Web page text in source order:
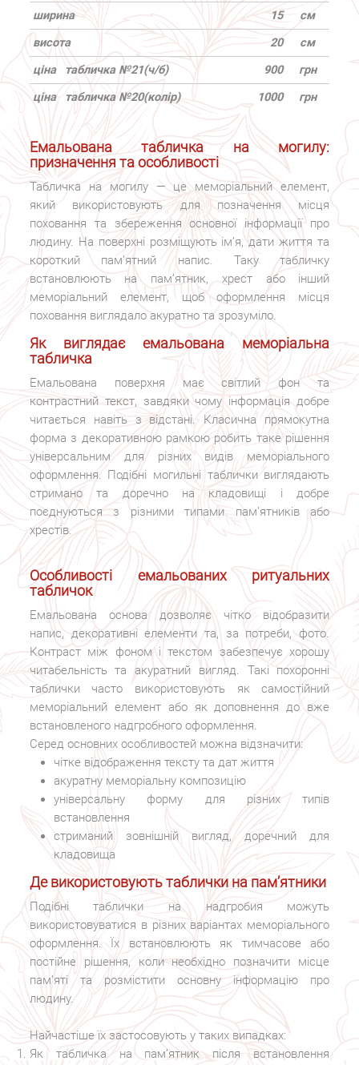
ширина
15
см
висота
20
см
ціна
табличка №21(ч/б) 900
грн
ціна
табличка №20(колір) 1000 грн
Емальована табличка на могилу:
призначення та особливості
Табличка на могилу — це меморіальний елемент,
який використовують для позначення місця
поховання та збереження основної інформації про
людину. На поверхні розміщують ім’я, дати життя та
короткий пам’ятний напис. Таку табличку
встановлюють на пам’ятник, хрест або інший
меморіальний елемент, щоб оформлення місця
поховання виглядало акуратно та зрозуміло.
Як виглядає емальована меморіальна
табличка
Емальована поверхня має світлий фон та
контрастний текст, завдяки чому інформація добре
читається навіть з відстані. Класична прямокутна
форма з декоративною рамкою робить таке рішення
універсальним для різних видів меморіального
оформлення. Подібні могильні таблички виглядають
стримано та доречно на кладовищі і добре
поєднуються з різними типами пам’ятників або
хрестів.
Особливості емальованих ритуальних
табличок
Емальована основа дозволяє чітко відобразити
напис, декоративні елементи та, за потреби, фото.
Контраст між фоном і текстом забезпечує хорошу
читабельність та акуратний вигляд. Такі похоронні
таблички часто використовують як самостійний
меморіальний елемент або як доповнення до вже
встановленого надгробного оформлення.
Серед основних особливостей можна відзначити:
чітке відображення тексту та дат життя
акуратну меморіальну композицію
універсальну форму для різних типів
встановлення
стриманий зовнішній вигляд, доречний для
кладовища
Де використовують таблички на пам’ятники
Подібні таблички на надгробия можуть
використовуватися в різних варіантах меморіального
оформлення. Їх встановлюють як тимчасове або
постійне рішення, коли необхідно позначити місце
пам’яті та розмістити основну інформацію про
людину.
Найчастіше їх застосовують у таких випадках:
Як табличка на пам’ятник після встановлення